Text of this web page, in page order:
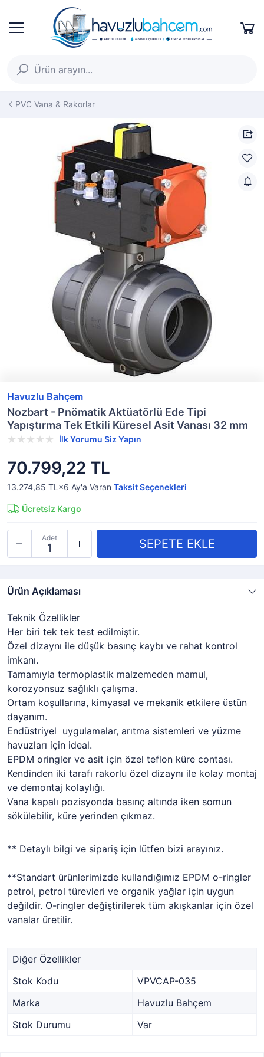
PVC Vana & Rakorlar
Havuzlu Bahçem
Nozbart - Pnömatik Aktüatörlü Ede Tipi
Yapıştırma Tek Etkili Küresel Asit Vanası 32 mm
İlk Yorumu Siz Yapın
70.799,22 TL
13.274,85 TL×6 Ay'a Varan Taksit Seçenekleri
Ücretsiz Kargo
Adet
Ürün Açıklaması
Teknik Özellikler
Her biri tek tek test edilmiştir.
Özel dizaynı ile düşük basınç kaybı ve rahat kontrol
imkanı.
Tamamıyla termoplastik malzemeden mamul,
korozyonsuz sağlıklı çalışma.
Ortam koşullarına, kimyasal ve mekanik etkilere üstün
dayanım.
Endüstriyel uygulamalar, arıtma sistemleri ve yüzme
havuzları için ideal.
EPDM oringler ve asit için özel teflon küre contası.
Kendinden iki tarafı rakorlu özel dizaynı ile kolay montaj
ve demontaj kolaylığı.
Vana kapalı pozisyonda basınç altında iken somun
sökülebilir, küre yerinden çıkmaz.
** Detaylı bilgi ve sipariş için lütfen bizi arayınız.
**Standart ürünlerimizde kullandığımız EPDM o-ringler
petrol, petrol türevleri ve organik yağlar için uygun
değildir. O-ringler değiştirilerek tüm akışkanlar için özel
vanalar üretilir.
Diğer Özellikler
Stok Kodu
VPVCAP-035
Marka
Havuzlu Bahçem
Stok Durumu
Var